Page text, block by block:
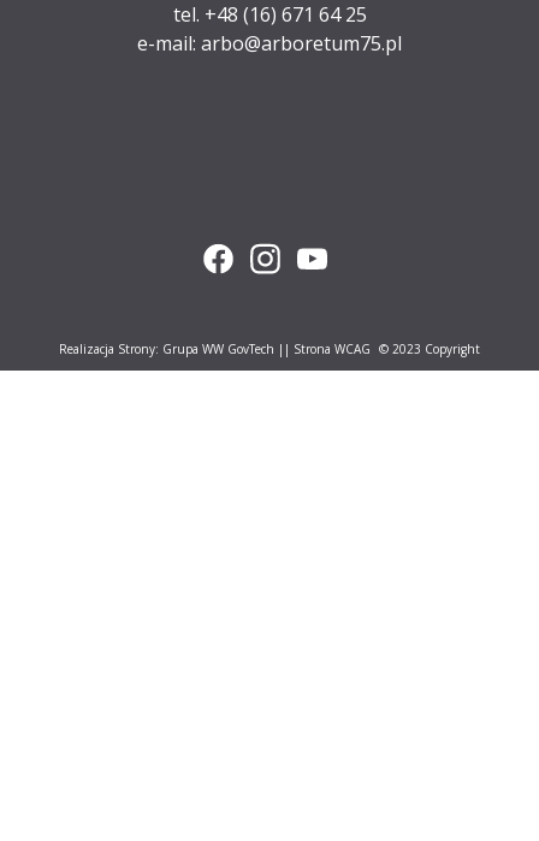
tel. +48 (16) 671 64 25
e-mail: arbo@arboretum75.pl
Realizacja Strony: Grupa WW GovTech || Strona WCAG © 2023 Copyright